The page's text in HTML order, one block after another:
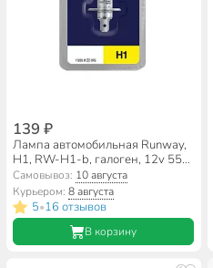
139 ₽
Лампа автомобильная Runway,
Н1, RW-H1-b, галоген, 12v 55w,
блистер
Самовывоз: 10 августа
Курьером:8 августа
5•16 отзывов
В корзину